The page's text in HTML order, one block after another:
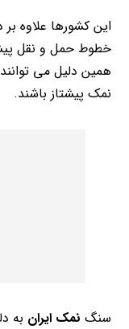
این کشورها علاوه بر
خطوط حمل و نقل
همین دلیل می
نمک پیشتاز باشند.
سنگ نمک ایران به